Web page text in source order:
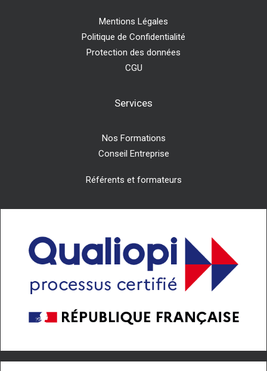
Mentions Légales
Politique de Confidentialité
Protection des données
CGU
Services
Nos Formations
Conseil Entreprise
Référents et formateurs